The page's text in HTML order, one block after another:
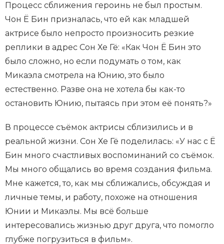
Процесс сближения героинь не был простым.
Чон Ё Бин призналась, что ей как младшей
актрисе было непросто произносить резкие
реплики в адрес Сон Хе Гё: «Как Чон Ё Бин это
было сложно, но если подумать о том, как
Микаэла смотрела на Юнию, это было
естественно. Разве она не хотела бы как-то
остановить Юнию, пытаясь при этом её понять?»
В процессе съёмок актрисы сблизились и в
реальной жизни. Сон Хе Гё поделилась: «У нас с Ё
Бин много счастливых воспоминаний со съёмок.
Мы много общались во время создания фильма.
Мне кажется, то, как мы сближались, обсуждая и
личные темы, и работу, похоже на отношения
Юнии и Микаэлы. Мы всё больше
интересовались жизнью друг друга, что помогло
глубже погрузиться в фильм».